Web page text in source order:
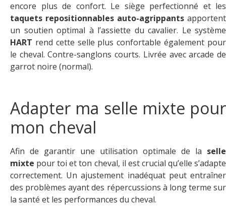
encore plus de confort. Le siège perfectionné et les
taquets repositionnables auto-agrippants apportent
un soutien optimal à l’assiette du cavalier. Le système
HART rend cette selle plus confortable également pour
le cheval. Contre-sanglons courts. Livrée avec arcade de
garrot noire (normal).
Adapter ma selle mixte pour
mon cheval
Afin de garantir une utilisation optimale de la selle
mixte pour toi et ton cheval, il est crucial qu’elle s’adapte
correctement. Un ajustement inadéquat peut entraîner
des problèmes ayant des répercussions à long terme sur
la santé et les performances du cheval.